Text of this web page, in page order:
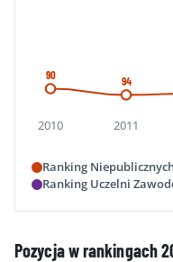
2010 2011
90 94
Ranking
Ranking Uczelni
Pozycja w rankingach